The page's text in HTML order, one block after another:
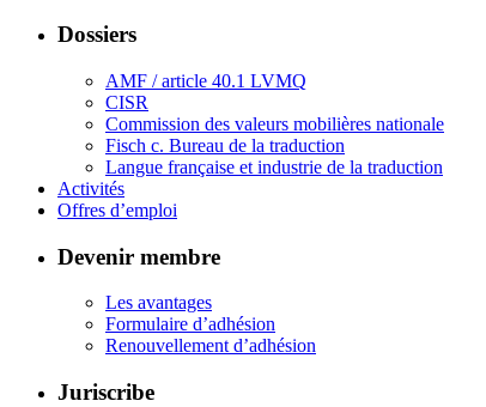
Dossiers
AMF / article 40.1 LVMQ
CISR
Commission des valeurs mobilières nationale
Fisch c. Bureau de la traduction
Langue française et industrie de la traduction
Activités
Offres d’emploi
Devenir membre
Les avantages
Formulaire d’adhésion
Renouvellement d’adhésion
Juriscribe